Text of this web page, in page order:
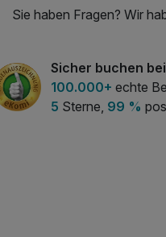
Sie haben Fragen? Wir
Sicher buchen
100.000+ echte
5 Sterne, 99 %